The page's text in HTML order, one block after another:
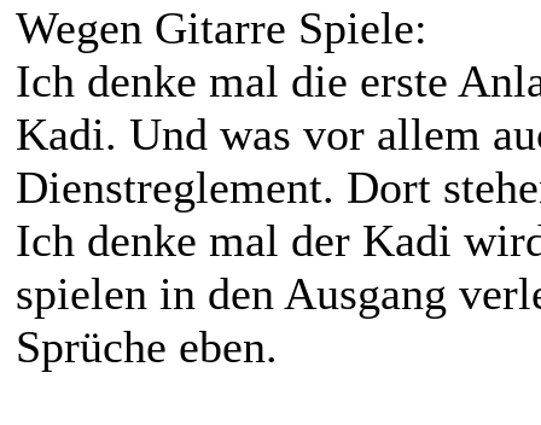
Wegen Gitarre Spiele:
Ich denke mal die erste
Kadi. Und was vor allem
Dienstreglement. Dort
Ich denke mal der Kadi
spielen in den Ausgang
Sprüche eben.